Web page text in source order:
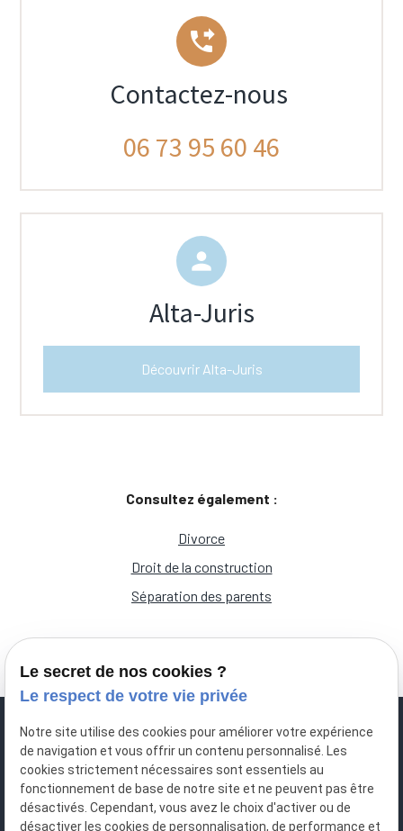
phone_forwarded
Contactez-nous
06 73 95 60 46
person
Alta-Juris
Découvrir Alta-Juris
Consultez également :
Divorce
Droit de la construction
Séparation des parents
Le secret de nos cookies ?
Le respect de votre vie privée
Notre site utilise des cookies pour améliorer votre expérience
de navigation et vous offrir un contenu personnalisé. Les
cookies strictement nécessaires sont essentiels au
fonctionnement de base de notre site et ne peuvent pas être
désactivés. Cependant, vous avez le choix d'activer ou de
désactiver les cookies de personnalisation, de performance et